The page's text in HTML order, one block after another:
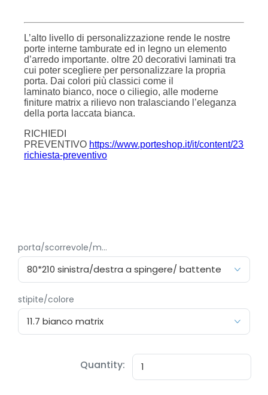
porta/scorrevole/m...
stipite/colore
Quantity: